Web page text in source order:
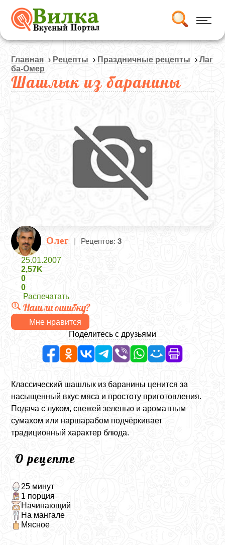
Главная › Рецепты › Праздничные рецепты ›Лаг
ба-Омер
Шашлык из баранины
Олег | Рецептов:3
25.01.2007
2,57K
0
0
Распечатать
Нашли ошибку?
Мне нравится
Поделитесь с друзьями
Классический шашлык из баранины ценится за
насыщенный вкус мяса и простоту приготовления.
Подача с луком, свежей зеленью и ароматным
сумахом или наршарабом подчёркивает
традиционный характер блюда.
О рецепте
25 минут
1 порция
Начинающий
На мангале
Мясное